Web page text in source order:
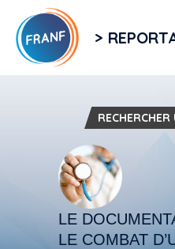
>
RECHERCHER
LE
LE COMBAT